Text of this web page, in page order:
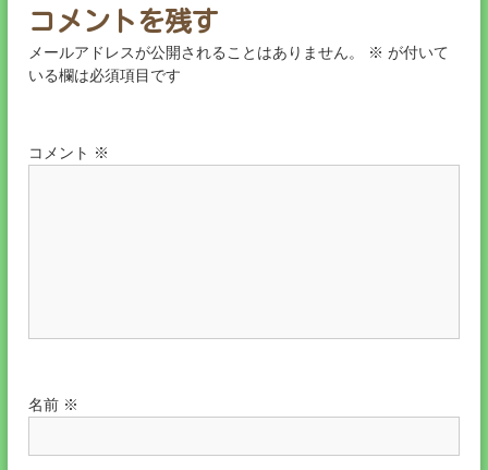
ン
コメントを残す
メールアドレスが公開されることはありません。 ※ が付いて
いる欄は必須項目です
コメント ※
名前 ※